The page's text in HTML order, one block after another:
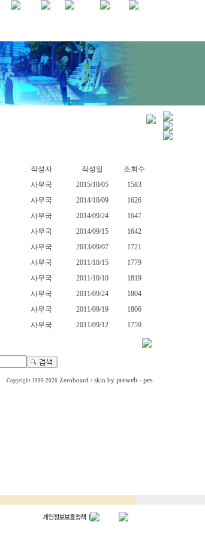
작성자 작성일
조회수
사무국 2015/10/05
1583
사무국 2014/10/09
1626
사무국 2014/09/24
1647
사무국 2014/09/15
1642
사무국 2013/09/07
1721
사무국 2011/10/15
1779
사무국 2011/10/10
1819
사무국 2011/09/24
1804
사무국 2011/09/19
1806
사무국 2011/09/12 1759
Copyright 1999-2026 Zeroboard / skin by preweb - pes